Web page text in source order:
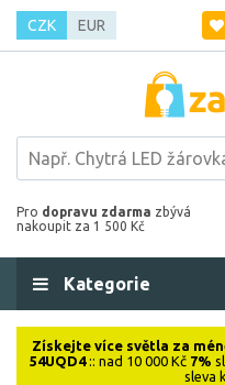
CZK EUR
Pro dopravu zdarma zbývá
nakoupit za 1 500 Kč
Kategorie
Získejte více světla za
54UQD4:: nad 10 000 Kč 7%
sleva